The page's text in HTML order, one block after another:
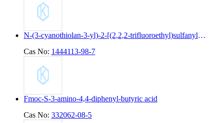
N-(3-cyanothiolan-3-yl)-2-[(2,2,2-trifluoroethyl)sulfanyl]pyridine-4-carboxamide
Cas No: 1444113-98-7
Fmoc-S-3-amino-4,4-diphenyl-butyric acid
Cas No: 332062-08-5